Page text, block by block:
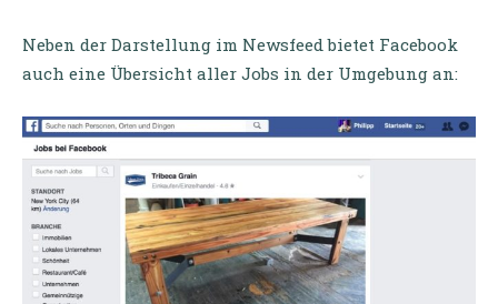
Neben der Darstellung im Newsfeed bietet Facebook
auch eine Übersicht aller Jobs in der Umgebung an: